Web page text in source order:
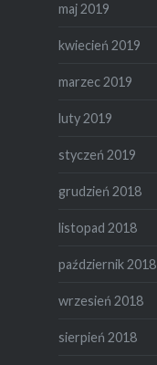
maj 2019
kwiecień 2019
marzec 2019
luty 2019
styczeń 2019
grudzień 2018
listopad 2018
październik 2018
wrzesień 2018
sierpień 2018